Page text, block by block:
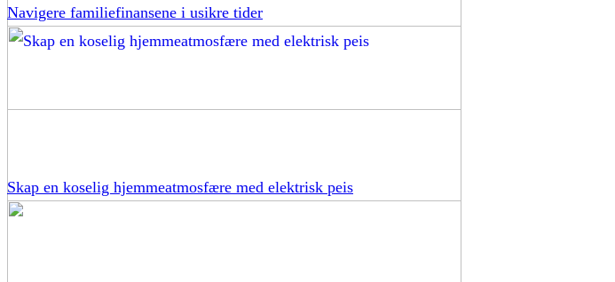
Navigere familiefinansene i usikre tider
Skap en koselig hjemmeatmosfære med elektrisk peis